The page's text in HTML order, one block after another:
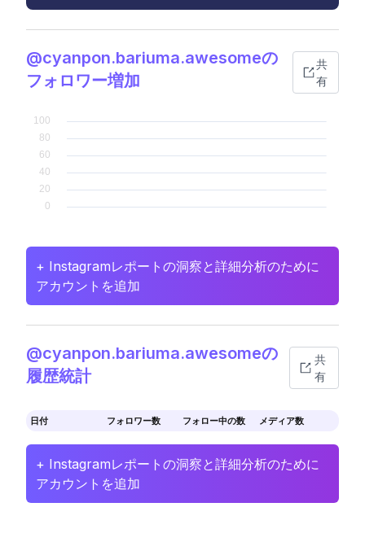
@cyanpon.bariuma.awesomeの
フォロワー増加
共
有
+ Instagramレポートの洞察と詳細分析のために
アカウントを追加
@cyanpon.bariuma.awesomeの
履歴統計
共
有
日付 フォロワー数 フォロー中の数 メディア数
+ Instagramレポートの洞察と詳細分析のために
アカウントを追加